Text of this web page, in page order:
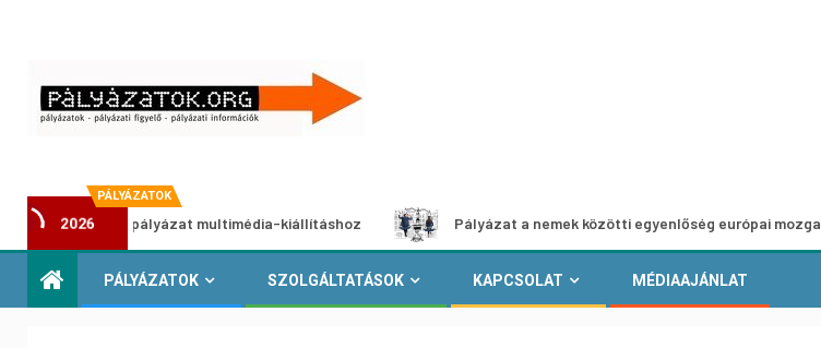
PÁLYÁZATOK
2026
Alkotói pályázat multimédia-kiállításhoz Pályázat a nemek közötti egyenlőség európai mozgalmainak
PÁLYÁZATOK SZOLGÁLTATÁSOK KAPCSOLAT MÉDIAAJÁNLAT